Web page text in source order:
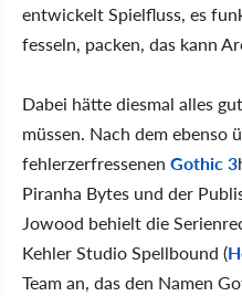
entwickelt Spielfluss, es
fesseln, packen, das kann
Dabei hätte diesmal alles
müssen. Nach dem
fehlerzerfressenen Gothic 3
Piranha Bytes und der
Jowood behielt die
Kehler Studio Spellbound (
Team an, das den Namen